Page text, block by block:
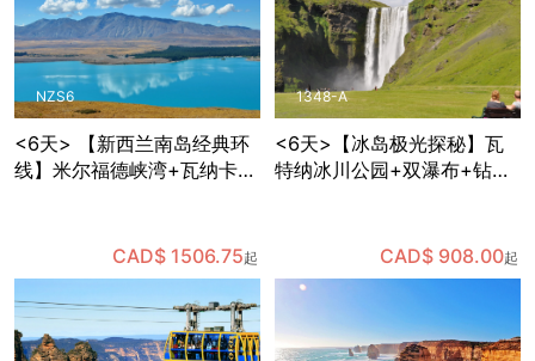
NZS6
<6天> 【新西兰南岛经典环
线】米尔福德峡湾+瓦纳卡
餐食和部分景点门票，免费
接送机
CAD$ 1506.75起
1348-A
<6天>【冰岛极光探秘】瓦
特纳冰川公园+双瀑布+钻石
之一的蓝湖温泉，可自费体
验蓝冰洞探险，夜晚追寻极
CAD$ 908.00起